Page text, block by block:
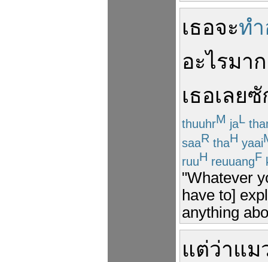
เธอจะทำ
อะไรมา
เธอเลยซั
thuuhrM jaL
saaR thaH yaai
ruuH reuuangF
"Whatever
have to]
anything
แต่ว่าแม